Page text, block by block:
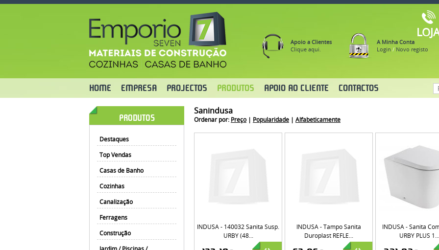
Apoio a Clientes
Clique aqui.
A Minha Conta
Login / Novo registo
HOME EMPRESA PROJECTOS PRODUTOS APOIO AO CLIENTE CONTACTOS
PRODUTOS
Destaques
Top Vendas
Casas de Banho
Cozinhas
Canalização
Ferragens
Construção
Sanindusa
Ordenar por: Preço | Popularidade | Alfabeticamente
INDUSA - 140032 Sanita Susp.
URBY (48...
INDUSA - Tampo Sanita
Duroplast REFLE...
INDUSA - Sanita
URBY PLUS 1...